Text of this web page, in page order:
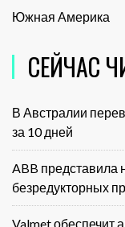
Южная Америка
СЕЙЧАС
В Австралии
за 10 дней
ABB представила
безредукторных
Valmet обеспечит